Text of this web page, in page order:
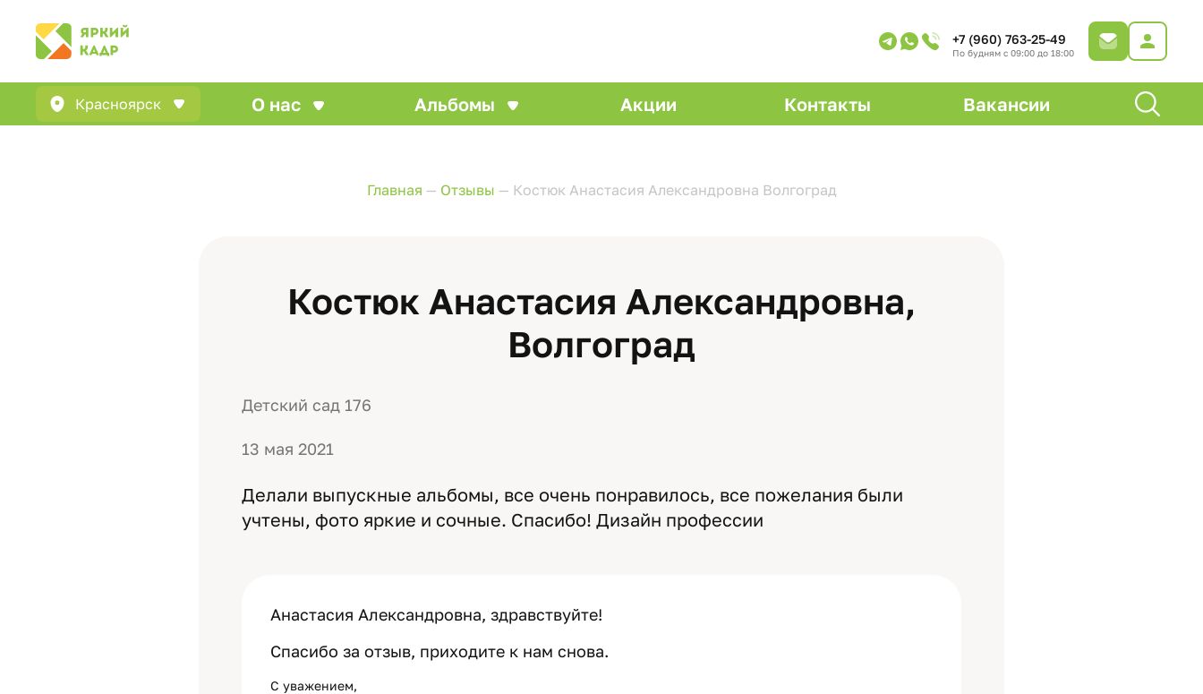
+7 (960) 763-25-49
По будням с 09:00 до 18:00
Красноярск О нас Альбомы Акции Контакты Вакансии
Главная — Отзывы — Костюк Анастасия Александровна Волгоград
Костюк Анастасия Александровна,
Волгоград
Детский сад 176
13 мая 2021
Делали выпускные альбомы, все очень понравилось, все пожелания были
учтены, фото яркие и сочные. Спасибо! Дизайн профессии
Анастасия Александровна, здравствуйте!
Спасибо за отзыв, приходите к нам снова.
С уважением,